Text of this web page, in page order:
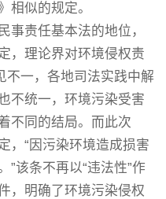
相似的规定。
责任基本法的地位，
，理论界对环境侵权责
不一，各地司法实践中解
不统一，环境污染受害
不同的结局。而此次
，“因污染环境造成损害
”该条不再以“违法性”作
，明确了环境污染侵权